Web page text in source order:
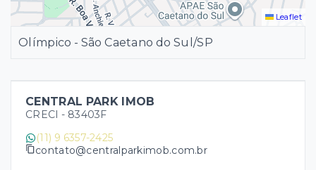
CENTRAL PARK IMOB
CRECI - 83403F
(11) 9 6357-2425
contato@centralparkimob.com.br
Leaflet
Olímpico - São Caetano do Sul/SP